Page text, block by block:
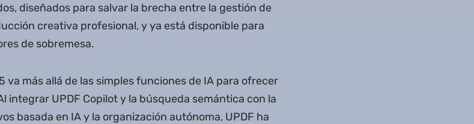
diseñados para salvar la brecha entre la gestión de
creativa profesional, y ya está disponible para
de sobremesa.
va más allá de las simples funciones de IA para ofrecer
integrar UPDF Copilot y la búsqueda semántica con la
basada en IA y la organización autónoma, UPDF ha